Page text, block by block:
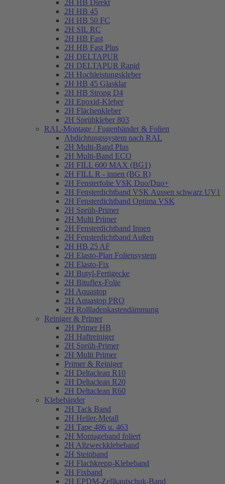
2H HB Direkt
2H HB 45
2H HB 50 FC
2H SIL RC
2H HB Fast
2H HB Fast Plus
2H DELTAPUR
2H DELTAPUR Rapid
2H Hochleistungskleber
2H HB 45 Glasklar
2H HB Strong D4
2H Epoxid-Kleber
2H Flächenkleber
2H Sprühkleber 803
RAL-Montage / Fugenbänder & Folien
Abdichtungssystem nach RAL
2H Multi-Band Plus
2H Multi-Band ECO
2H FILL 600 MAX (BG1)
2H FILL R - innen (BG R)
2H Fensterfolie VSK Duo/Duo+
2H Fensterdichtband VSK Aussen schwarz UV1
2H Fensterdichtband Optima VSK
2H Sprüh-Primer
2H Multi Primer
2H Fensterdichtband Innen
2H Fensterdichtband Außen
2H HB 25 AF
2H Elasto-Plan Foliensystem
2H Elasto-Fix
2H Butyl-Fertigecke
2H Bituflex-Folie
2H Aquastop
2H Aquastop PRO
2H Rollladenkastendämmung
Reiniger & Primer
2H Primer HB
2H Haftreiniger
2H Sprüh-Primer
2H Multi Primer
Primer & Reiniger
2H Deltaclean R10
2H Deltaclean R20
2H Deltaclean R60
Klebebänder
2H Tack Band
2H Heller-Metall
2H Tape 486 u. 463
2H Montageband foliert
2H Allzweckklebeband
2H Steinband
2H Flachkrepp-Klebeband
2H Fixband
2H EPDM-Zellkautschuk-Band